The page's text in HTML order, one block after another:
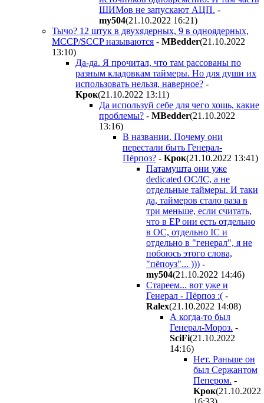
ШИМов не запускают АЦП. -
my504(21.10.2022 16:21)
Тычо? 12 штук в двухядерных, 9 в одноядерных,
MCCP/SCCP называются - MBedder(21.10.2022
13:10)
Да-да. Я прочитал, что там рассованы по
разным кладовкам таймеры. Но для души их
использовать нельзя, наверное? -
Kpoк(21.10.2022 13:11)
Да используй себе для чего хошь, какие
проблемы? - MBedder(21.10.2022
13:16)
В названии. Почему они
перестали быть Генерал-
Пёрпоз? - Kpoк(21.10.2022 13:41)
Патамушта они уже
dedicated OC/IC, а не
отдельные таймеры. И таки
да, таймеров стало раза в
три меньше, если считать,
что в EP они есть отдельно
в OC, отдельно IC и
отдельно в "генерал", я не
побоюсь этого слова,
"пёпоуз"... ))) -
my504(21.10.2022 14:46)
Стареем... вот уже и
Генерал - Пёрпоз :( -
Ralex(21.10.2022 14:08)
А когда-то был
Генерал-Мороз. -
SciFi(21.10.2022
14:16)
Нет. Раньше он
был Сержантом
Пепером. -
Kpoк(21.10.2022